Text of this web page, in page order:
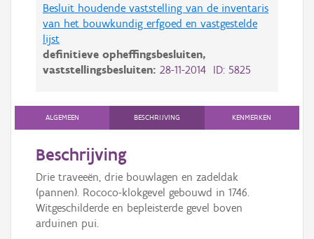
Besluit houdende vaststelling van de inventaris
van het bouwkundig erfgoed en vastgestelde
lijst
definitieve opheffingsbesluiten,
vaststellingsbesluiten: 28-11-2014 ID: 5825
ALGEMEEN BESCHRIJVING KENMERKEN
Beschrijving
Drie traveeën, drie bouwlagen en zadeldak
(pannen). Rococo-klokgevel gebouwd in 1746.
Witgeschilderde en bepleisterde gevel boven
arduinen pui.